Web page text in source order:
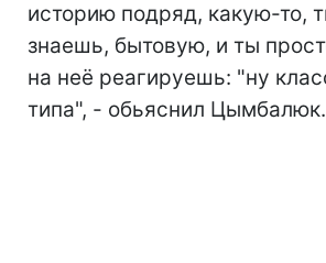
историю подряд, какую-то,
знаешь, бытовую, и ты
на неё реагируешь: "ну
типа", - обьяснил Цымбалюк.